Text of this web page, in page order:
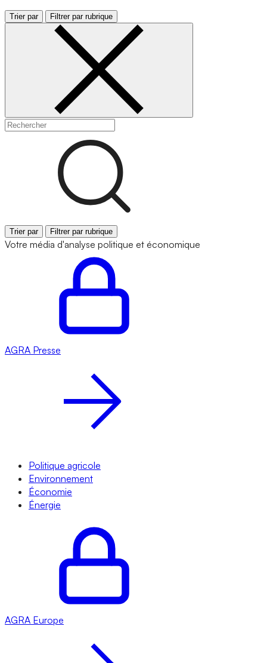
Trier par Filtrer par rubrique
Trier par Filtrer par rubrique
Votre média d'analyse politique et économique
AGRA Presse
Politique agricole
Environnement
Économie
Énergie
AGRA Europe